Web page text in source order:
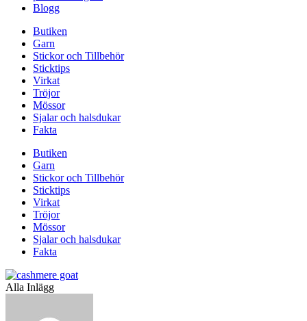
Blogg
Butiken
Garn
Stickor och Tillbehör
Sticktips
Virkat
Tröjor
Mössor
Sjalar och halsdukar
Fakta
Butiken
Garn
Stickor och Tillbehör
Sticktips
Virkat
Tröjor
Mössor
Sjalar och halsdukar
Fakta
Alla Inlägg